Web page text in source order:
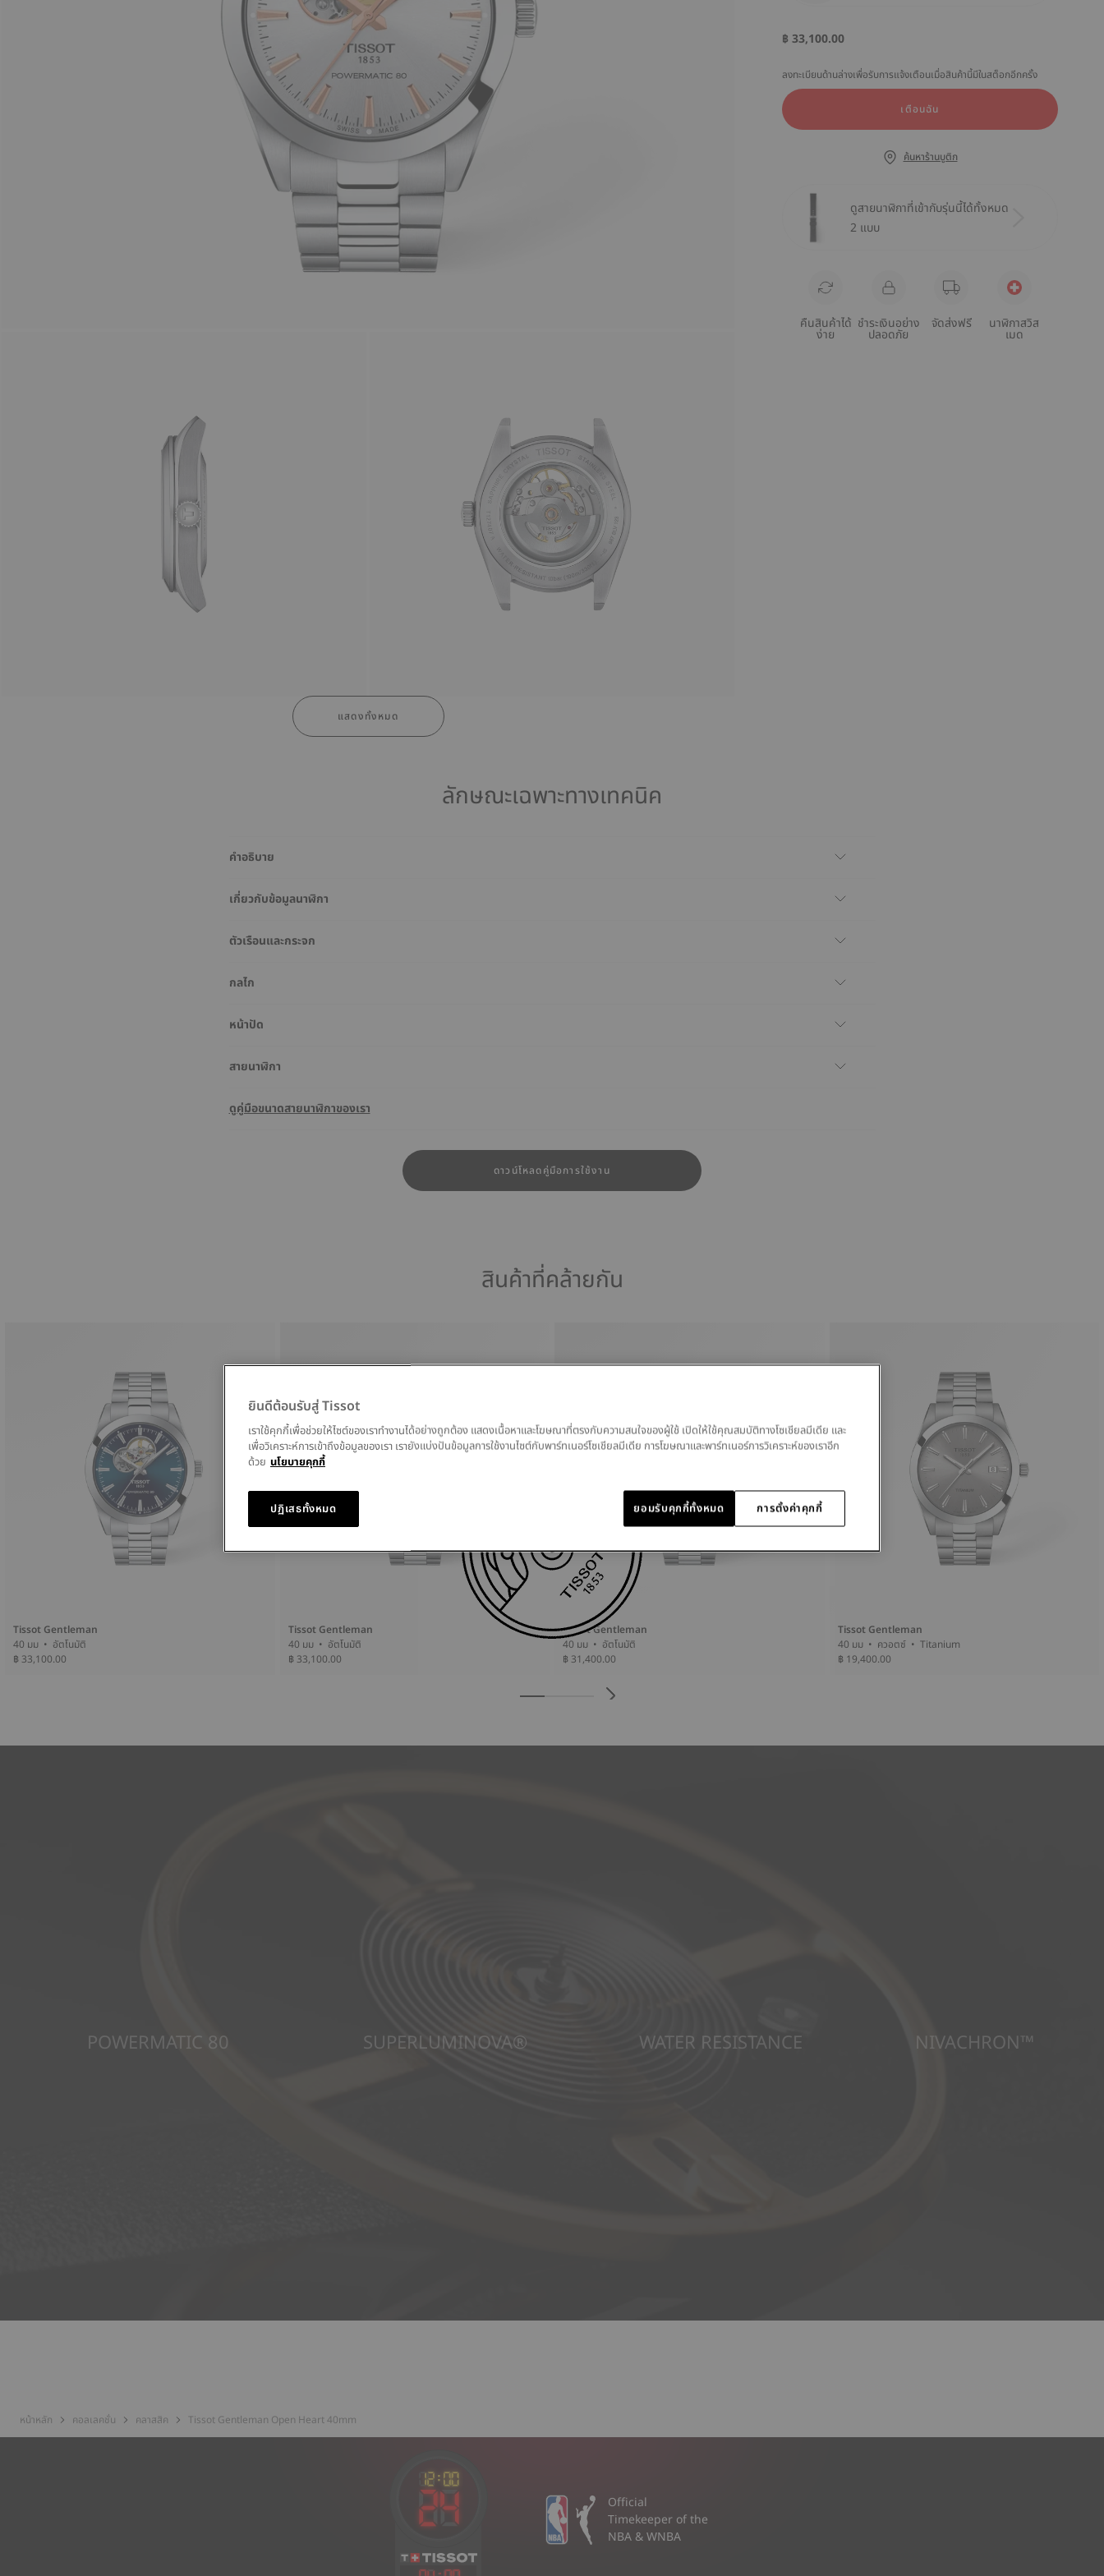
แสดงทั้งหมด
฿ 33,100.00
ลงทะเบียนด้านล่างเพื่อรับการแจ้งเตือนเมื่อสินค้านี้มีในสต็อกอีกครั้ง
เตือนฉัน
ค้นหาร้านบูติก
ดูสายนาฬิกาที่เข้ากับรุ่นนี้ได้ทั้งหมด
2 แบบ
คืนสินค้าได้
ง่าย
ชำระเงินอย่าง
ปลอดภัย
จัดส่งฟรี นาฬิกาสวิส
เมด
ลักษณะเฉพาะทางเทคนิค
คำอธิบาย
เกี่ยวกับข้อมูลนาฬิกา
ตัวเรือนและกระจก
กลไก
หน้าปัด
สายนาฬิกา
ดูคู่มือขนาดสายนาฬิกาของเรา
ดาวน์โหลดคู่มือการใช้งาน
สินค้าที่คล้ายกัน
Tissot Gentleman
40 มม • อัตโนมัติ
฿ 33,100.00
Tissot Gentleman
40 มม • อัตโนมัติ
฿ 33,100.00
Tissot Gentleman
40 มม • อัตโนมัติ
฿ 31,400.00
Tissot Gentleman
40 มม • ควอตซ์ • Titanium
฿ 19,400.00
POWERMATIC 80 SUPERLUMINOVA® WATER RESISTANCE NIVACHRON™
หน้าหลัก คอลเลคชั่น คลาสสิค Tissot Gentleman Open Heart 40mm
Official
Timekeeper of the
NBA & WNBA
ยินดีต้อนรับสู่ Tissot
เราใช้คุกกี้เพื่อช่วยให้ไซต์ของเราทำงานได้อย่างถูกต้อง แสดงเนื้อหาและโฆษณาที่ตรงกับความสนใจของผู้ใช้ เปิดให้ใช้คุณสมบัติทางโซเชียลมีเดีย และ
เพื่อวิเคราะห์การเข้าถึงข้อมูลของเรา เรายังแบ่งปันข้อมูลการใช้งานไซต์กับพาร์ทเนอร์โซเชียลมีเดีย การโฆษณาและพาร์ทเนอร์การวิเคราะห์ของเราอีก
ด้วย นโยบายคุกกี้
การตั้งค่าคุกกี้
ปฏิเสธทั้งหมด ยอมรับคุกกี้ทั้งหมด